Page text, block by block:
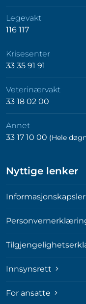
Legevakt
116 117
Krisesenter
33 35 91 91
Veterinærvakt
33 18 02 00
Annet
33 17 10 00 (Hele
Nyttige lenker
Informasjonskapsler
Innsynsrett
For ansatte